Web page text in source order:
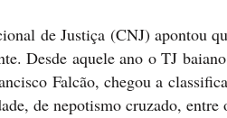
de Justiça (CNJ) apontou
Desde aquele ano o TJ
Falcão, chegou a
de nepotismo cruzado, entre